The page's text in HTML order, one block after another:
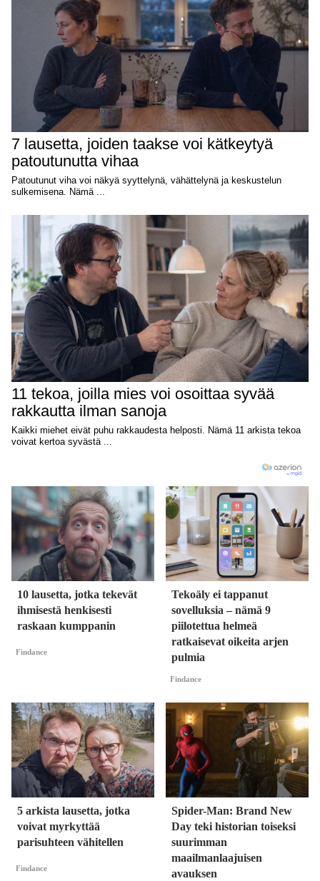
10 lausetta, jotka tekevät
ihmisestä henkisesti
raskaan kumppanin
Findance
Tekoäly ei tappanut
sovelluksia – nämä 9
piilotettua helmeä
ratkaisevat oikeita arjen
pulmia
Findance
5 arkista lausetta, jotka
voivat myrkyttää
parisuhteen vähitellen
Findance
Spider-Man: Brand New
Day teki historian toiseksi
suurimman
maailmanlaajuisen
avauksen